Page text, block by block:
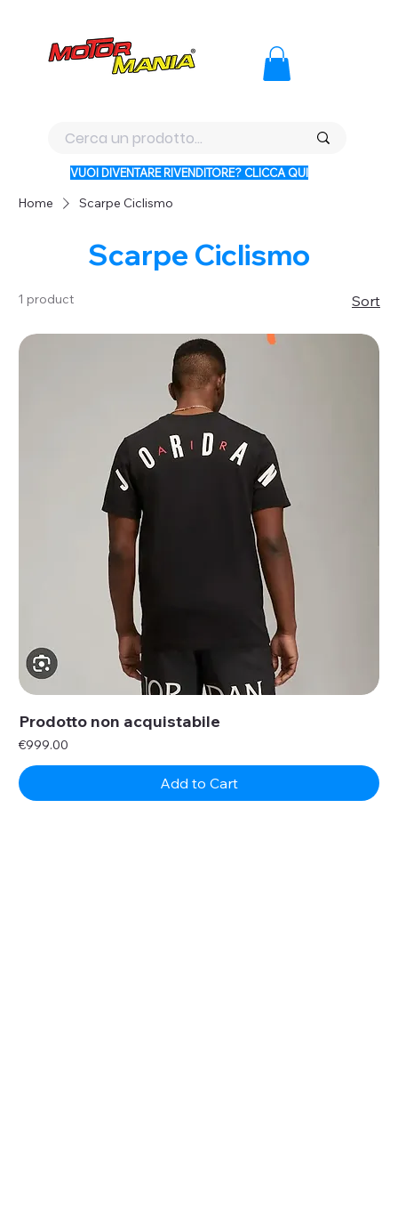
VUOI DIVENTARE RIVENDITORE? CLICCA QUI
Home Scarpe Ciclismo
Scarpe Ciclismo
1 product Sort
Prodotto non acquistabile
Price
€999.00
Add to Cart